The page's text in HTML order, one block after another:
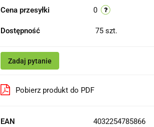
Cena przesyłki 0
Dostępność 75 szt.
Zadaj pytanie
Pobierz produkt do PDF
EAN 4032254785866